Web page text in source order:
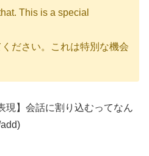
This is a special
ください。これは特別な機会
現】会話に割り込むってなん